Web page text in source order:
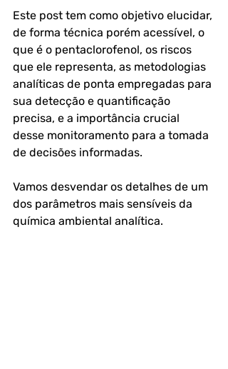
Este post tem como objetivo elucidar,
de forma técnica porém acessível, o
que é o pentaclorofenol, os riscos
que ele representa, as metodologias
analíticas de ponta empregadas para
sua detecção e quantificação
precisa, e a importância crucial
desse monitoramento para a tomada
de decisões informadas.
Vamos desvendar os detalhes de um
dos parâmetros mais sensíveis da
química ambiental analítica.